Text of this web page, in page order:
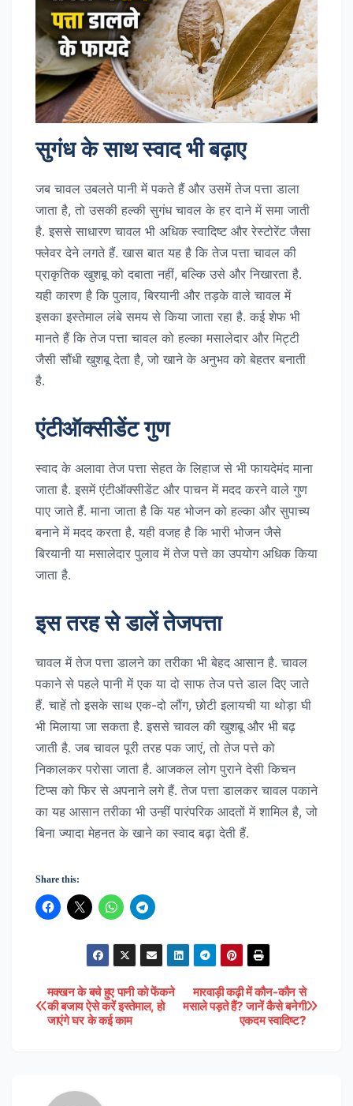
सुगंध के साथ स्वाद भी बढ़ाए
जब चावल उबलते पानी में पकते हैं और उसमें तेज पत्ता डाला
जाता है, तो उसकी हल्की सुगंध चावल के हर दाने में समा जाती
है. इससे साधारण चावल भी अधिक स्वादिष्ट और रेस्टोरेंट जैसा
फ्लेवर देने लगते हैं. खास बात यह है कि तेज पत्ता चावल की
प्राकृतिक खुशबू को दबाता नहीं, बल्कि उसे और निखारता है.
यही कारण है कि पुलाव, बिरयानी और तड़के वाले चावल में
इसका इस्तेमाल लंबे समय से किया जाता रहा है. कई शेफ भी
मानते हैं कि तेज पत्ता चावल को हल्का मसालेदार और मिट्टी
जैसी सौंधी खुशबू देता है, जो खाने के अनुभव को बेहतर बनाती
है.
एंटीऑक्सीडेंट गुण
स्वाद के अलावा तेज पत्ता सेहत के लिहाज से भी फायदेमंद माना
जाता है. इसमें एंटीऑक्सीडेंट और पाचन में मदद करने वाले गुण
पाए जाते हैं. माना जाता है कि यह भोजन को हल्का और सुपाच्य
बनाने में मदद करता है. यही वजह है कि भारी भोजन जैसे
बिरयानी या मसालेदार पुलाव में तेज पत्ते का उपयोग अधिक किया
जाता है.
इस तरह से डालें तेजपत्ता
चावल में तेज पत्ता डालने का तरीका भी बेहद आसान है. चावल
पकाने से पहले पानी में एक या दो साफ तेज पत्ते डाल दिए जाते
हैं. चाहें तो इसके साथ एक-दो लौंग, छोटी इलायची या थोड़ा घी
भी मिलाया जा सकता है. इससे चावल की खुशबू और भी बढ़
जाती है. जब चावल पूरी तरह पक जाएं, तो तेज पत्ते को
निकालकर परोसा जाता है. आजकल लोग पुराने देसी किचन
टिप्स को फिर से अपनाने लगे हैं. तेज पत्ता डालकर चावल पकाने
का यह आसान तरीका भी उन्हीं पारंपरिक आदतों में शामिल है, जो
बिना ज्यादा मेहनत के खाने का स्वाद बढ़ा देती हैं.
Share this:
Post
navigation
मारवाड़ी कढ़ी में कौन-कौन से
मसाले पड़ते हैं? जानें कैसे बनेगी
एकदम स्वादिष्ट?
मक्खन के बचे हुए पानी को फेंकने
की बजाय ऐसे करें इस्तेमाल, हो
जाएंगे घर के कई काम